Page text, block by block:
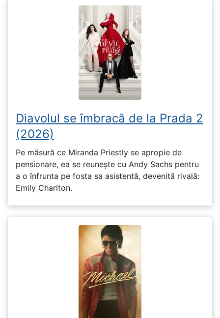
Diavolul se îmbracă de la Prada 2
(2026)
Pe măsură ce Miranda Priestly se apropie de
pensionare, ea se reunește cu Andy Sachs pentru
a o înfrunta pe fosta sa asistentă, devenită rivală:
Emily Charlton.